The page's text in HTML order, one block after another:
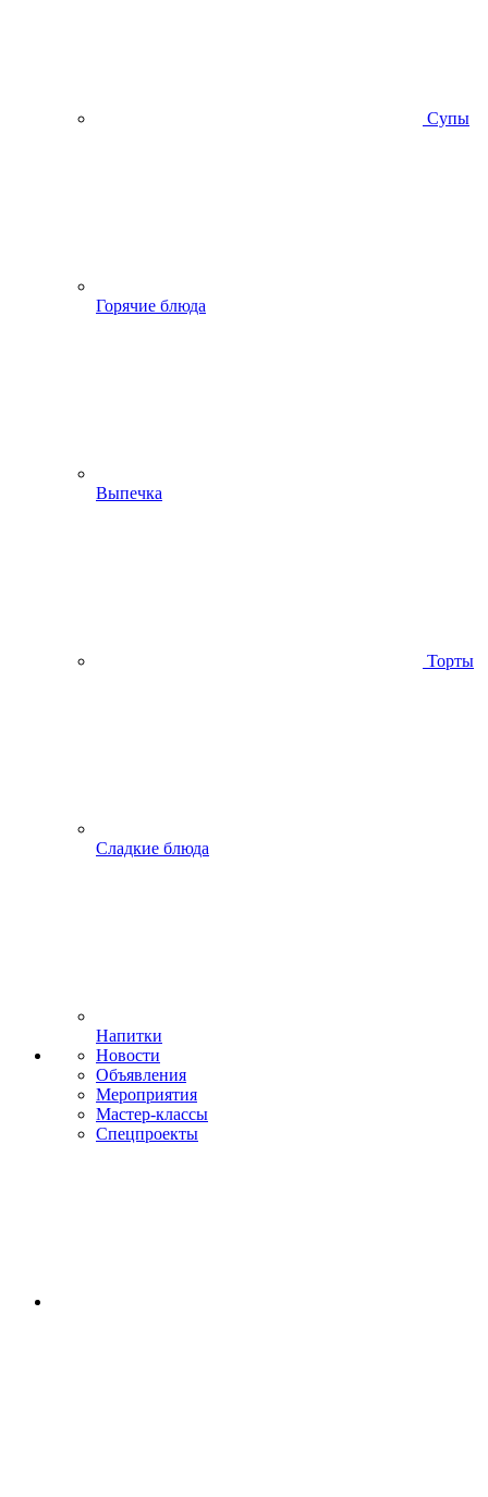
Супы
Горячие блюда
Выпечка
Торты
Сладкие блюда
Напитки
Новости
Объявления
Мероприятия
Мастер-классы
Спецпроекты